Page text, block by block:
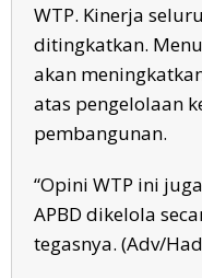
WTP. Kinerja
ditingkatkan.
akan
atas pengelolaan
pembangunan.
“Opini WTP ini
APBD dikelola
tegasnya. (Adv/